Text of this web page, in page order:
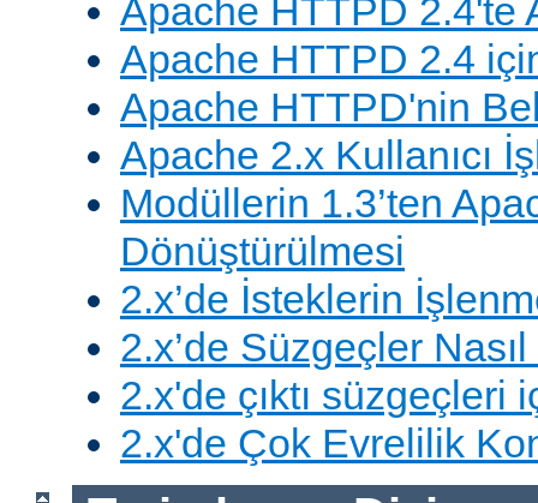
Apache HTTPD 2.4'te
Apache HTTPD 2.4
Apache HTTPD'nin
Apache 2.x Kullanıcı
Modüllerin 1.3’ten
Dönüştürülmesi
2.x’de İsteklerin
2.x’de Süzgeçler Nasıl
2.x'de çıktı süzgeçleri
2.x'de Çok Evrelilik